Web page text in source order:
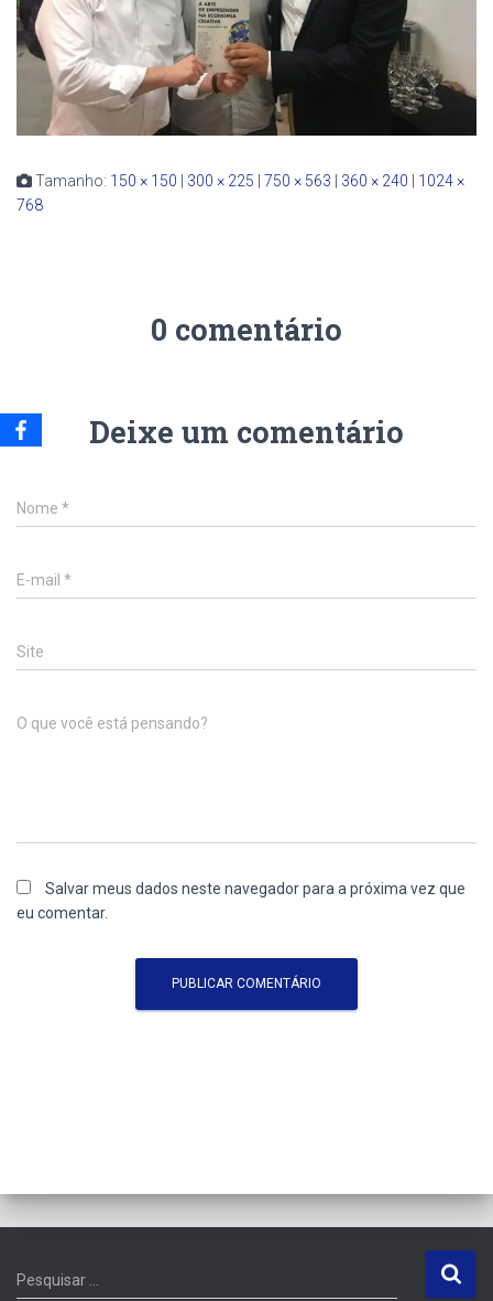
Tamanho: 150 × 150 | 300 × 225 | 750 × 563 | 360 × 240 | 1024 ×
768
0 comentário
Deixe um comentário
Nome *
E-mail *
Site
O que você está pensando?
Salvar meus dados neste navegador para a próxima vez que
eu comentar.
P
e
Pesquisar …